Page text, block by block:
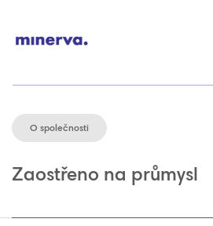
O společnosti
Zaostřeno na průmysl